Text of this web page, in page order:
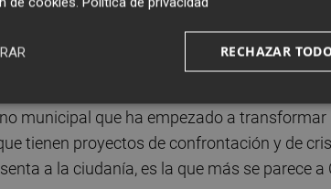
para que la ciudad crezca y se
del 26 de mayo. “Ahora la
municipal que ha empezado a transformar
tienen proyectos de confrontación y de
a la ciudanía, es la que más se parece a
RECHAZAR